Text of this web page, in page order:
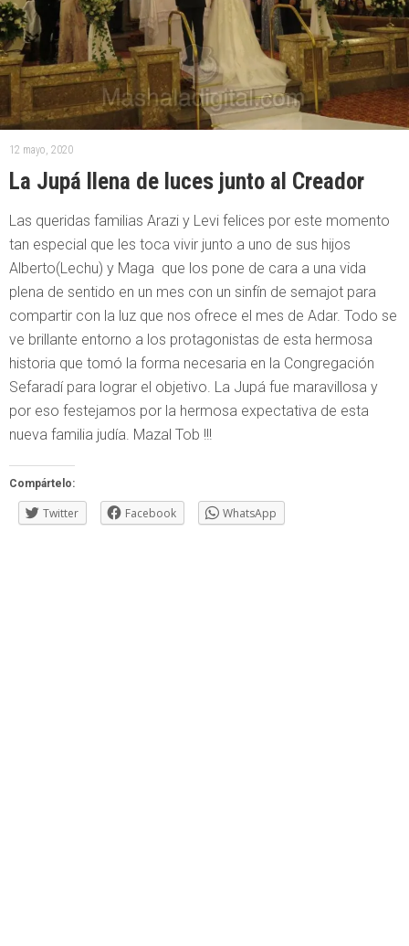
12 mayo, 2020
La Jupá llena de luces junto al Creador
Las queridas familias Arazi y Levi felices por este momento
tan especial que les toca vivir junto a uno de sus hijos
Alberto(Lechu) y Maga que los pone de cara a una vida
plena de sentido en un mes con un sinfín de semajot para
compartir con la luz que nos ofrece el mes de Adar. Todo se
ve brillante entorno a los protagonistas de esta hermosa
historia que tomó la forma necesaria en la Congregación
Sefaradí para lograr el objetivo. La Jupá fue maravillosa y
por eso festejamos por la hermosa expectativa de esta
nueva familia judía. Mazal Tob !!!
Compártelo:
Twitter Facebook WhatsApp